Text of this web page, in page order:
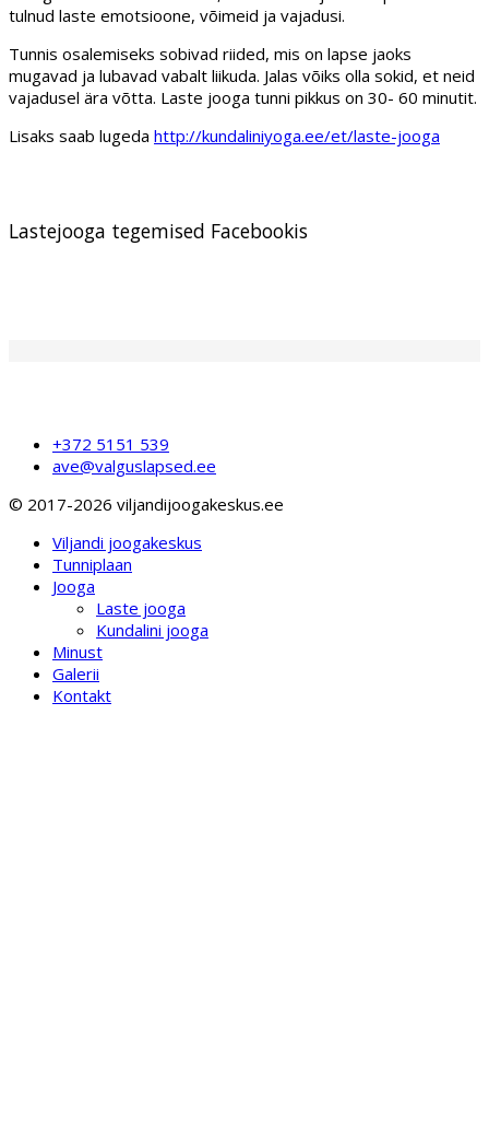
tulnud laste emotsioone, võimeid ja vajadusi.
Tunnis osalemiseks sobivad riided, mis on lapse jaoks
mugavad ja lubavad vabalt liikuda. Jalas võiks olla sokid, et neid
vajadusel ära võtta. Laste jooga tunni pikkus on 30- 60 minutit.
Lisaks saab lugeda http://kundaliniyoga.ee/et/laste-jooga
Lastejooga tegemised Facebookis
+372 5151 539
ave@valguslapsed.ee
© 2017-2026 viljandijoogakeskus.ee
Viljandi joogakeskus
Tunniplaan
Jooga
Laste jooga
Kundalini jooga
Minust
Galerii
Kontakt